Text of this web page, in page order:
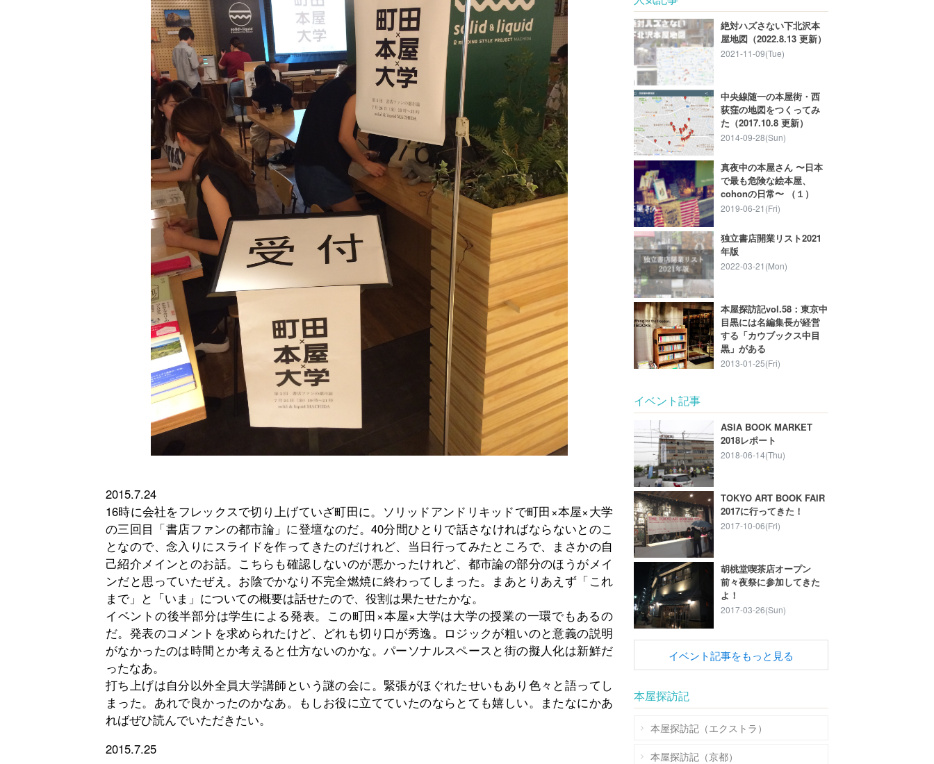
2015.7.24
16時に会社をフレックスで切り上げていざ町田に。ソリッドアンドリキッドで町田×本屋×大学
の三回目「書店ファンの都市論」に登壇なのだ。40分間ひとりで話さなければならないとのこ
となので、念入りにスライドを作ってきたのだけれど、当日行ってみたところで、まさかの自
己紹介メインとのお話。こちらも確認しないのが悪かったけれど、都市論の部分のほうがメイ
ンだと思っていたぜえ。お陰でかなり不完全燃焼に終わってしまった。まあとりあえず「これ
まで」と「いま」についての概要は話せたので、役割は果たせたかな。
イベントの後半部分は学生による発表。この町田×本屋×大学は大学の授業の一環でもあるの
だ。発表のコメントを求められたけど、どれも切り口が秀逸。ロジックが粗いのと意義の説明
がなかったのは時間とか考えると仕方ないのかな。パーソナルスペースと街の擬人化は新鮮だ
ったなあ。
打ち上げは自分以外全員大学講師という謎の会に。緊張がほぐれたせいもあり色々と語ってし
まった。あれで良かったのかなあ。もしお役に立てていたのならとても嬉しい。またなにかあ
ればぜひ読んでいただきたい。
2015.7.25
絶対ハズさない下北沢本
屋地図（2022.8.13 更新）
2021-11-09(Tue)
中央線随一の本屋街・西
荻窪の地図をつくってみ
た（2017.10.8 更新）
2014-09-28(Sun)
真夜中の本屋さん 〜日本
で最も危険な絵本屋、
cohonの日常〜 （１）
2019-06-21(Fri)
独立書店開業リスト2021
年版
2022-03-21(Mon)
本屋探訪記vol.58：東京中
目黒には名編集長が経営
する「カウブックス中目
黒」がある
2013-01-25(Fri)
イベント記事
ASIA BOOK MARKET
2018レポート
2018-06-14(Thu)
TOKYO ART BOOK FAIR
2017に行ってきた！
2017-10-06(Fri)
胡桃堂喫茶店オープン
前々夜祭に参加してきた
よ！
2017-03-26(Sun)
イベント記事をもっと見る
本屋探訪記
本屋探訪記（エクストラ）
本屋探訪記（京都）